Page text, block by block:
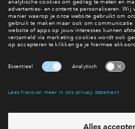
eventuele
Ja, ik wil mij
Heb je een vraag en wil je direct
feestdagen)